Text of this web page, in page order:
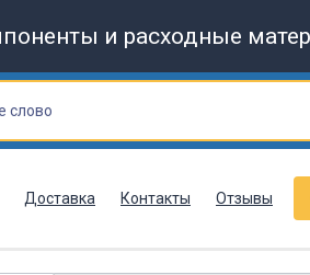
и расходные
Доставка Контакты Отзывы